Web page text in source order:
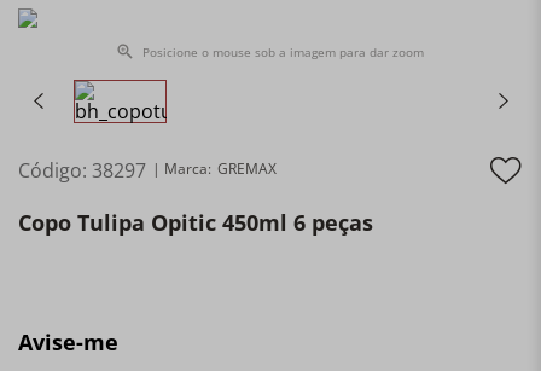
Posicione o mouse sob a imagem para dar zoom
Código: 38297 GREMAX
Copo Tulipa Opitic 450ml 6 peças